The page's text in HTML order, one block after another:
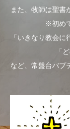
また、牧師は聖書
※初め
「いきなり教会
「
など、常盤台バプ